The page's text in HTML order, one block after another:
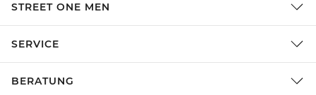
STREET ONE MEN
SERVICE
BERATUNG